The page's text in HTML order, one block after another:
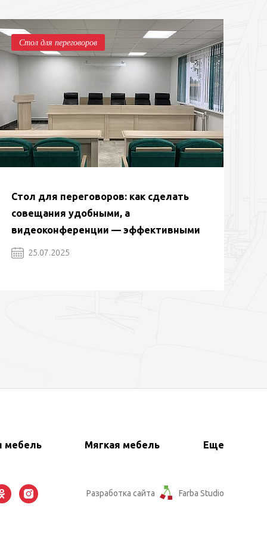
Стол для переговоров
Стол для переговоров: как сделать
совещания удобными, а
видеоконференции — эффективными
25.07.2025
мебель Мягкая мебель Еще
Разработка сайта Farba Studio